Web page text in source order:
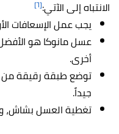
الانتباه إلى الآتي:[٦]
يجب عمل الإسعافات
عسل مانوكا هو
أخرى.
توضع طبقة رقيقة
جيداً.
تغطية العسل بشاش،